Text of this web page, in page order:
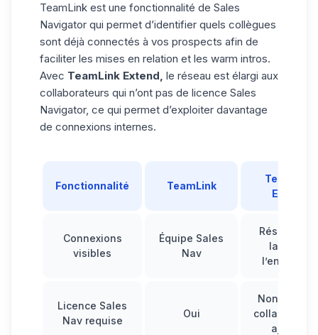
TeamLink est une fonctionnalité de Sales
Navigator qui permet d’identifier quels collègues
sont déjà connectés à vos prospects afin de
faciliter les mises en relation et les warm intros.
Avec TeamLink Extend, le réseau est élargi aux
collaborateurs qui n’ont pas de licence Sales
Navigator, ce qui permet d’exploiter davantage
de connexions internes.
Fonctionnalité TeamLink
TeamLink
Extend
Connexions
visibles
Équipe Sales
Nav
Réseau
large de
l’entreprise
Licence Sales
Nav requise
Oui
Non pour
ajoutés